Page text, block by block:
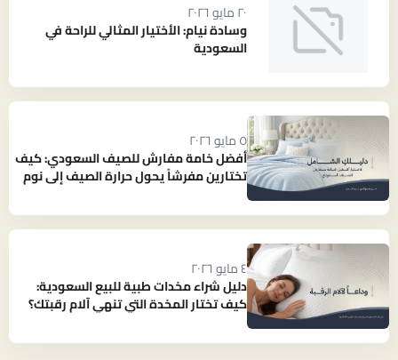
٢٠ مايو ٢٠٢٦
وسادة نيام: الأختيار المثالي للراحة في
السعودية
٥ مايو ٢٠٢٦
أفضل خامة مفارش للصيف السعودي: كيف
تختارين مفرشاً يحول حرارة الصيف إلى نوم
٤ مايو ٢٠٢٦
دليل شراء مخدات طبية للبيع السعودية:
كيف تختار المخدة التي تنهي آلام رقبتك؟